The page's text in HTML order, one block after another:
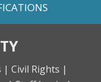
| Civil Rights |